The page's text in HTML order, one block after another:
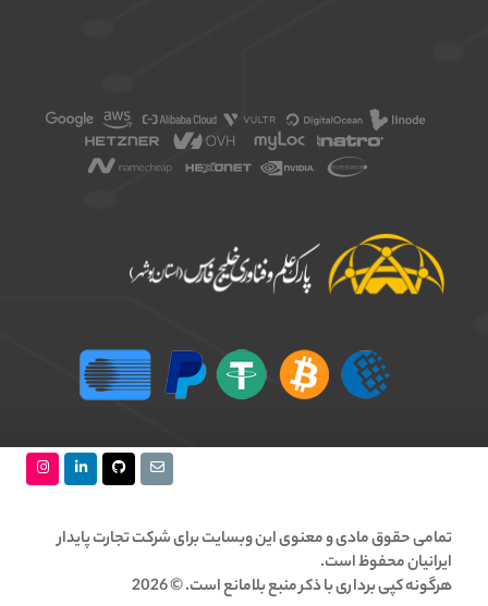
تمامی حقوق مادی و معنوی این وبسایت برای شرکت تجارت پایدار
ایرانیان محفوظ است.
هرگونه کپی برداری با ذکر منبع بلامانع است. © 2026